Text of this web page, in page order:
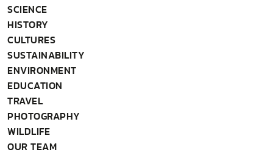
SCIENCE
HISTORY
CULTURES
SUSTAINABILITY
ENVIRONMENT
EDUCATION
TRAVEL
PHOTOGRAPHY
WILDLIFE
OUR TEAM